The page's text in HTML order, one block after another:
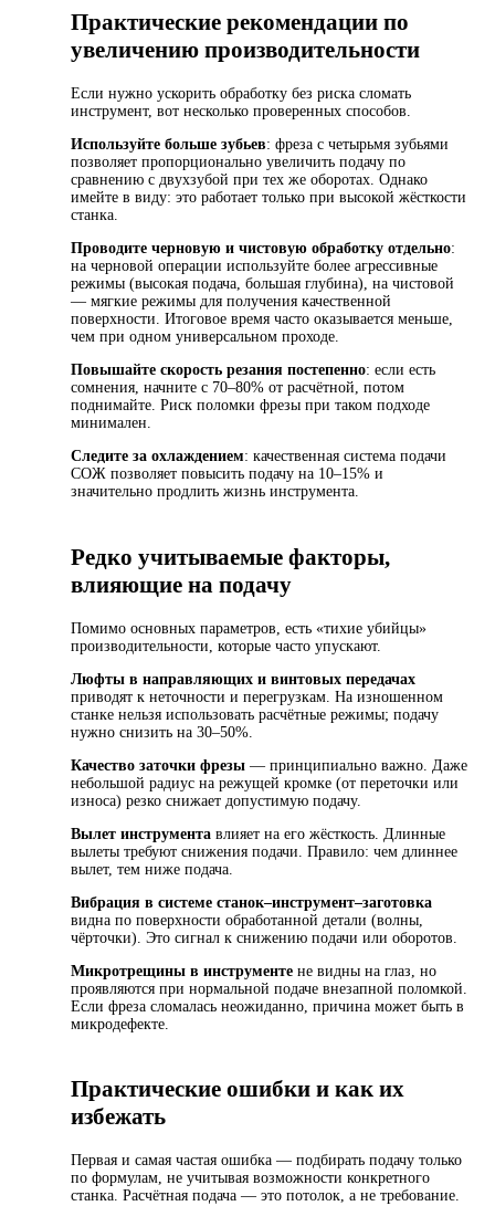
Практические рекомендации по
увеличению производительности
Если нужно ускорить обработку без риска сломать
инструмент, вот несколько проверенных способов.
Используйте больше зубьев: фреза с четырьмя зубьями
позволяет пропорционально увеличить подачу по
сравнению с двухзубой при тех же оборотах. Однако
имейте в виду: это работает только при высокой жёсткости
станка.
Проводите черновую и чистовую обработку отдельно:
на черновой операции используйте более агрессивные
режимы (высокая подача, большая глубина), на чистовой
— мягкие режимы для получения качественной
поверхности. Итоговое время часто оказывается меньше,
чем при одном универсальном проходе.
Повышайте скорость резания постепенно: если есть
сомнения, начните с 70–80% от расчётной, потом
поднимайте. Риск поломки фрезы при таком подходе
минимален.
Следите за охлаждением: качественная система подачи
СОЖ позволяет повысить подачу на 10–15% и
значительно продлить жизнь инструмента.
Редко учитываемые факторы,
влияющие на подачу
Помимо основных параметров, есть «тихие убийцы»
производительности, которые часто упускают.
Люфты в направляющих и винтовых передачах
приводят к неточности и перегрузкам. На изношенном
станке нельзя использовать расчётные режимы; подачу
нужно снизить на 30–50%.
Качество заточки фрезы — принципиально важно. Даже
небольшой радиус на режущей кромке (от переточки или
износа) резко снижает допустимую подачу.
Вылет инструмента влияет на его жёсткость. Длинные
вылеты требуют снижения подачи. Правило: чем длиннее
вылет, тем ниже подача.
Вибрация в системе станок–инструмент–заготовка
видна по поверхности обработанной детали (волны,
чёрточки). Это сигнал к снижению подачи или оборотов.
Микротрещины в инструменте не видны на глаз, но
проявляются при нормальной подаче внезапной поломкой.
Если фреза сломалась неожиданно, причина может быть в
микродефекте.
Практические ошибки и как их
избежать
Первая и самая частая ошибка — подбирать подачу только
по формулам, не учитывая возможности конкретного
станка. Расчётная подача — это потолок, а не требование.